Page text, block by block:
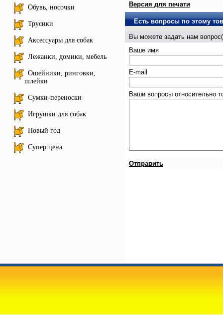
Обувь, носочки
Трусики
Аксессуары для собак
Лежанки, домики, мебель
Ошейники, ринговки,
шлейки
Сумки-переноски
Игрушки для собак
Новый год
Супер цена
Версия для печати
Есть вопросы по этому
Вы можете задать нам
Ваше имя
E-mail
Ваши вопросы относительно
Отправить